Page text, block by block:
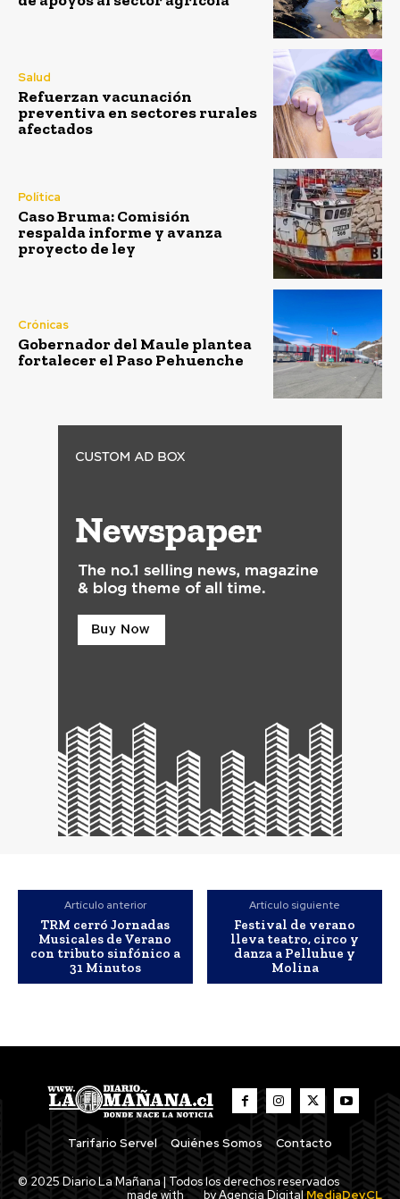
Salud
Refuerzan vacunación
preventiva en sectores rurales
afectados
Política
Caso Bruma: Comisión
respalda informe y avanza
proyecto de ley
Crónicas
Gobernador del Maule plantea
fortalecer el Paso Pehuenche
Artículo anterior
TRM cerró Jornadas
Musicales de Verano
con tributo sinfónico a
31 Minutos
Artículo siguiente
Festival de verano
lleva teatro, circo y
danza a Pelluhue y
Molina
Tarifario Servel Quiénes Somos Contacto
© 2025 Diario La Mañana | Todos los derechos reservados
made with
by Agencia Digital MediaDev.CL